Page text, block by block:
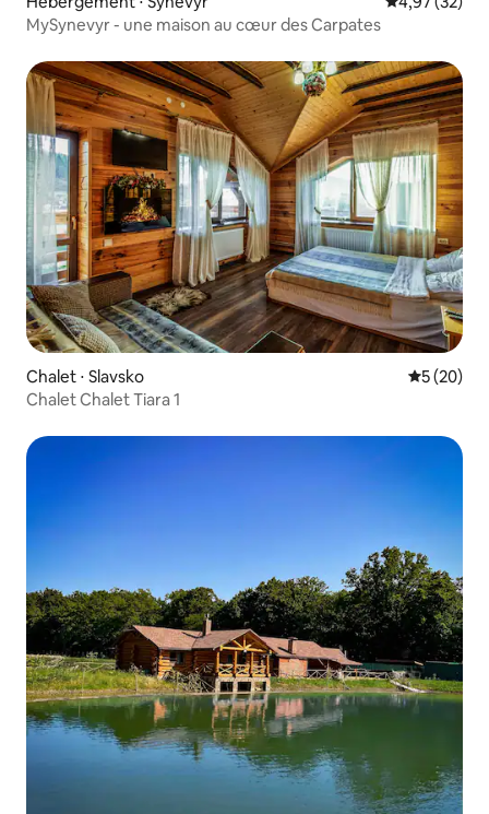
MySynevyr - une maison au cœur des Carpates
Chalet ⋅ Slavsko
5 (20)
Chalet Chalet Tiara 1